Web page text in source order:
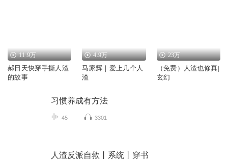
11.9万
郝日天快穿手撕人渣
的故事
4.9万
马家辉｜爱上几个人
渣
23万
（免费）人渣也修真|
玄幻
习惯养成有方法
45 3301
人渣反派自救丨系统丨穿书